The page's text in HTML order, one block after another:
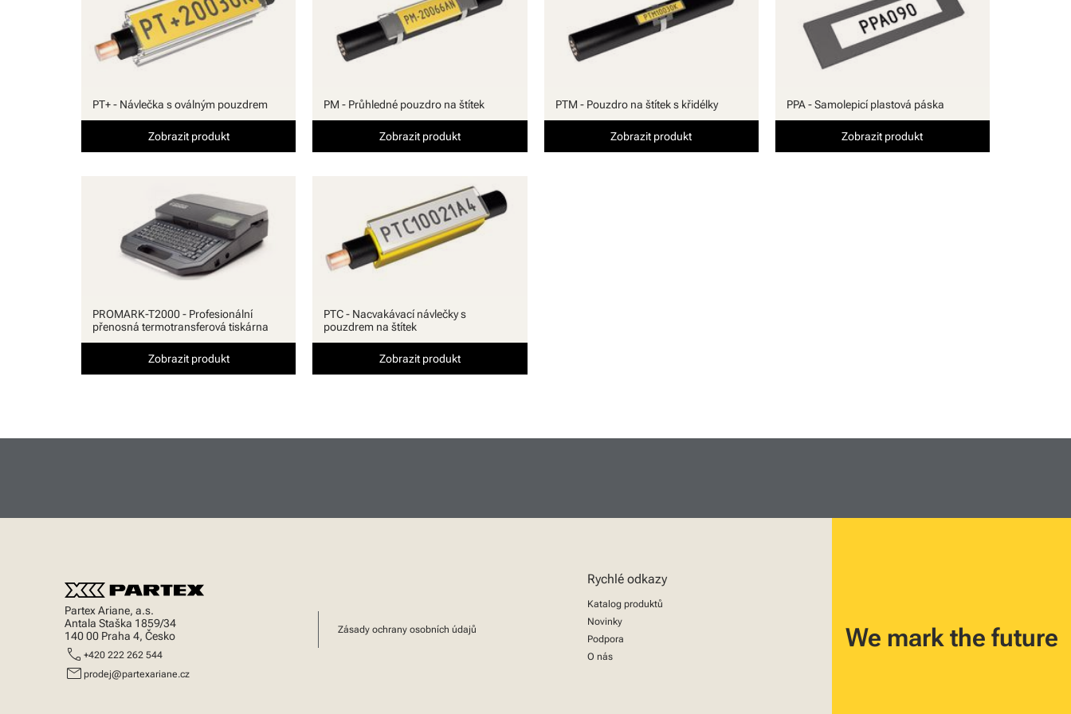
PT+ - Návlečka s oválným pouzdrem
Zobrazit produkt
PM - Průhledné pouzdro na štítek
Zobrazit produkt
PTM - Pouzdro na štítek s křidélky
Zobrazit produkt
PPA - Samolepicí plastová páska
Zobrazit produkt
PROMARK-T2000 - Profesionální
přenosná termotransferová tiskárna
Zobrazit produkt
PTC - Nacvakávací návlečky s
pouzdrem na štítek
Zobrazit produkt
Partex Ariane, a.s.
Antala Staška 1859/34
140 00 Praha 4, Česko
call +420 222 262 544
mail prodej@partexariane.cz
Zásady ochrany osobních údajů
Rychlé odkazy
Katalog produktů
Novinky
Podpora
O nás
We mark the future